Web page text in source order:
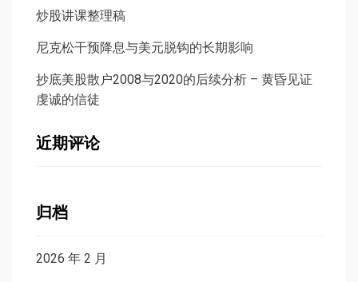
炒股讲课整理稿
尼克松干预降息与美元脱钩的长期影响
抄底美股散户2008与2020的后续分析 – 黄昏见证
虔诚的信徒
近期评论
归档
2026 年 2 月